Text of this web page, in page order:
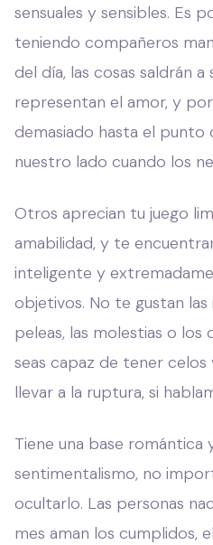
sensuales y sensibles. Es
teniendo compañeros
del día, las cosas saldrán a
representan el amor, y
demasiado hasta el punto
nuestro lado cuando los
Otros aprecian tu juego
amabilidad, y te
inteligente y
objetivos. No te gustan las
peleas, las molestias o los
seas capaz de tener
llevar a la ruptura, si
Tiene una base romántica
sentimentalismo, no
ocultarlo. Las personas
mes aman los cumplidos,